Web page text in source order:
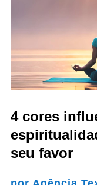
4 cores
seu favor